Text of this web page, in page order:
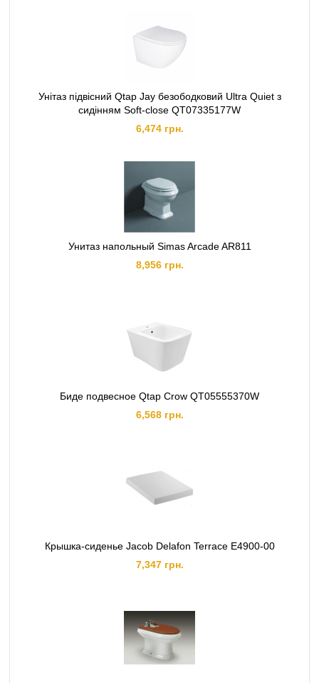
Унітаз підвісний Qtap Jay безободковий Ultra Quiet з
сидінням Soft-close QT07335177W
6,474 грн.
Унитаз напольный Simas Arcade AR811
8,956 грн.
Биде подвесное Qtap Crow QT05555370W
6,568 грн.
Крышка-сиденье Jacob Delafon Terrace E4900-00
7,347 грн.